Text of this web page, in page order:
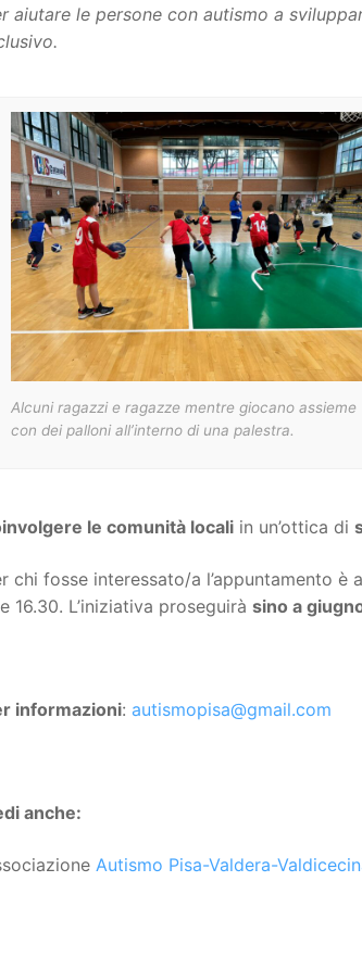
aiutare le persone con autismo a
Alcuni ragazzi e ragazze mentre giocano assieme
con dei palloni all’interno di una palestra.
le comunità locali in un’ottica di
chi fosse interessato/a l’appuntamento è
16.30. L’iniziativa proseguirà sino a
informazioni: autismopisa@gmail.com
anche:
Autismo Pisa-Valdera-